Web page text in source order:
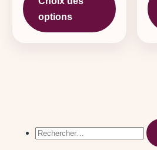
options
Rechercher :